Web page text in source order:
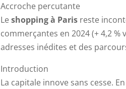
Accroche percutante
Leshopping à Paris reste
commerçantes en 2024 (+ 4,2
adresses inédites et des
Introduction
La capitale innove sans cesse.